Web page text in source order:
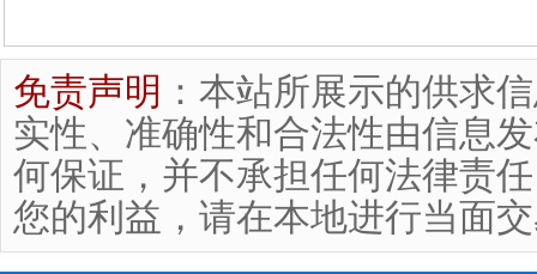
免责声明 ：本站所展示的供求
实性、准确性和合法性由信息
何保证，并不承担任何法律责
您的利益，请在本地进行当面